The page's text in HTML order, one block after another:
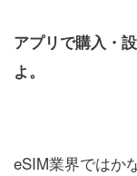
アプリで購入・
よ。
eSIM業界ではか